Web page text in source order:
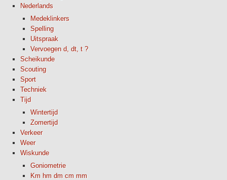
Nederlands
Medeklinkers
Spelling
Uitspraak
Vervoegen d, dt, t ?
Scheikunde
Scouting
Sport
Techniek
Tijd
Wintertijd
Zomertijd
Verkeer
Weer
Wiskunde
Goniometrie
Km hm dm cm mm